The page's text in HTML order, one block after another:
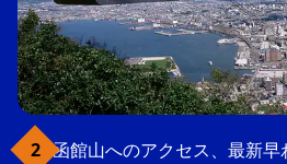
函館山へのアクセス、最新早